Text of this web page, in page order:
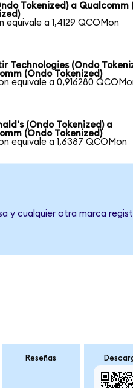
Tokenized) a Qualcomm
equivale a 1,4129 QCOMon
Technologies (Ondo
(Ondo Tokenized)
equivale a 0,916280
(Ondo Tokenized) a
(Ondo Tokenized)
equivale a 1,6387 QCOMon
y cualquier otra marca
Reseñas